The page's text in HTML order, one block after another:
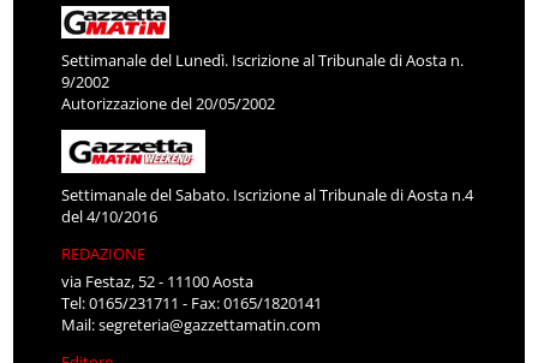
Settimanale del Lunedì. Iscrizione al Tribunale di Aosta n.
9/2002
Autorizzazione del 20/05/2002
Settimanale del Sabato. Iscrizione al Tribunale di Aosta n.4
del 4/10/2016
REDAZIONE
via Festaz, 52 - 11100 Aosta
Tel: 0165/231711 - Fax: 0165/1820141
Mail:segreteria@gazzettamatin.com